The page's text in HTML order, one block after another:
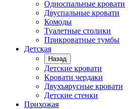
Односпальные кровати
Двуспальные кровати
Комоды
Туалетные столики
Прикроватные тумбы
Детская
Назад
Детские кровати
Кровати чердаки
Двухъярусные кровати
Детские стенки
Прихожая